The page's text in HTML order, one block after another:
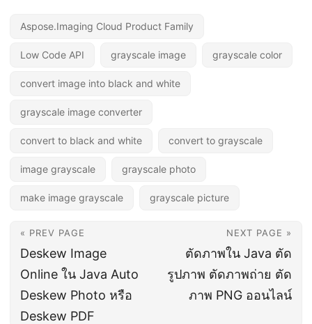
Aspose.Imaging Cloud Product Family
Low Code API grayscale image grayscale color
convert image into black and white
grayscale image converter
convert to black and white convert to grayscale
image grayscale grayscale photo
make image grayscale grayscale picture
« PREV PAGE
Deskew Image
Online ใน Java Auto
Deskew Photo หรือ
Deskew PDF
NEXT PAGE »
ตัดภาพใน Java ตัด
รูปภาพ ตัดภาพถ่าย ตัด
ภาพ PNG ออนไลน์